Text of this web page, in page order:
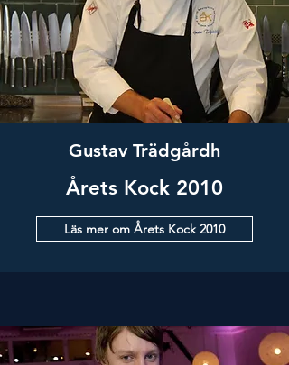
Gustav Trädgårdh
Årets Kock 2010
Läs mer om Årets Kock 2010